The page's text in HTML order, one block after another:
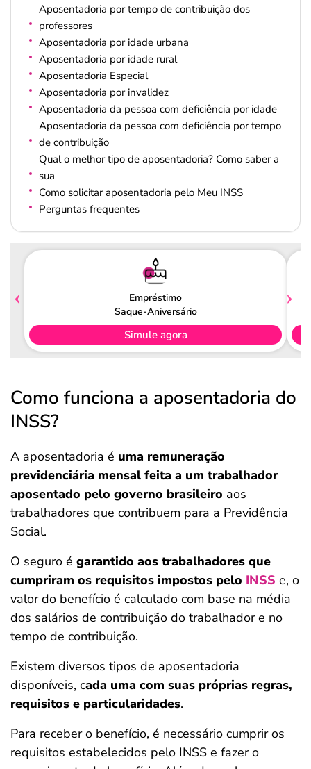
Aposentadoria por tempo de contribuição dos
professores
Aposentadoria por idade urbana
Aposentadoria por idade rural
Aposentadoria Especial
Aposentadoria por invalidez
Aposentadoria da pessoa com deficiência por idade
Aposentadoria da pessoa com deficiência por tempo
de contribuição
Qual o melhor tipo de aposentadoria? Como saber a
sua
Como solicitar aposentadoria pelo Meu INSS
Perguntas frequentes
Empréstimo
Saque-Aniversário
Simule agora
Como funciona a aposentadoria do
INSS?
A aposentadoria é uma remuneração
previdenciária mensal feita a um trabalhador
aposentado pelo governo brasileiro aos
trabalhadores que contribuem para a Previdência
Social.
O seguro é garantido aos trabalhadores que
cumpriram os requisitos impostos pelo INSS e, o
valor do benefício é calculado com base na média
dos salários de contribuição do trabalhador e no
tempo de contribuição.
Existem diversos tipos de aposentadoria
disponíveis, cada uma com suas próprias regras,
requisitos e particularidades.
Para receber o benefício, é necessário cumprir os
requisitos estabelecidos pelo INSS e fazer o